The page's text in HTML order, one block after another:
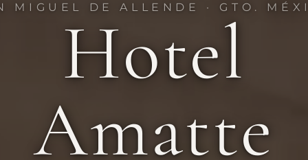
MIGUEL DE ALLENDE · GTO.
Hotel
Amatte